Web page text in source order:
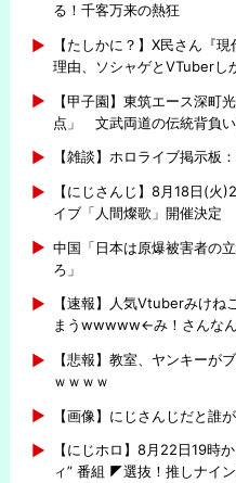
る！千客万来の熱狂
【たしかに？】X民さん『
理由、ソシャゲとVTuberし
【甲子園】東筑エース深町
点」 文武両道の伝統背負
【雑談】ホロライブ掲示板
【にじさんじ】8月18日(火
イブ「人間燦歌」開催決定
中国「日本は原爆被害者の
ろ」
【速報】人気Vtuberみけね
まうwwwww←み！さんな
【悲報】教室、ヤンキーが
ｗｗｗｗ
【画像】にじさんじだと誰
【にじホロ】8月22日19時
ィ” 番組 ◤選抜！推しナイ